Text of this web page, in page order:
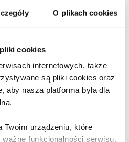
O plikach cookies
cookies
internetowych, także
są pliki cookies oraz
aby nasza platforma była dla
Twoim urządzeniu, które
funkcjonalności serwisu,
psa. To zaproszenie do
spaceru i nigdy się
Psiarzem – Dogsmanem –